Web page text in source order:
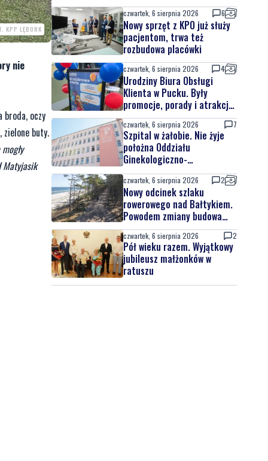
KPP LĘBORK
nie
broda, oczy
zielone buty.
Matyjasik
czwartek, 6 sierpnia 2026 6
Nowy sprzęt z KPO już służy
pacjentom, trwa też
rozbudowa placówki
czwartek, 6 sierpnia 2026 4
Urodziny Biura Obsługi
Klienta w Pucku. Były
promocje, porady i atrakcje
dla najmłodszych
czwartek, 6 sierpnia 2026 7
Szpital w żałobie. Nie żyje
położna Oddziału
Ginekologiczno-
Położniczego
czwartek, 6 sierpnia 2026 2
Nowy odcinek szlaku
rowerowego nad Bałtykiem.
Powodem zmiany budowa
elektrowni jądrowej
czwartek, 6 sierpnia 2026 2
Pół wieku razem. Wyjątkowy
jubileusz małżonków w
ratuszu